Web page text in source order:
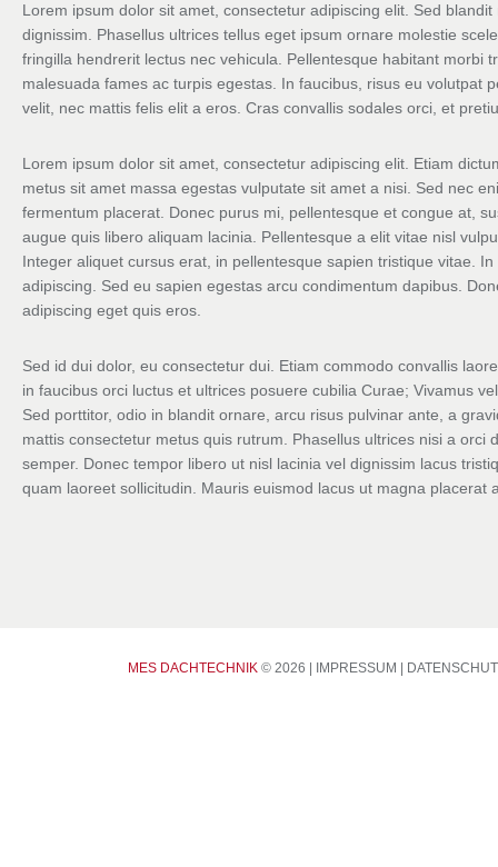
Lorem ipsum dolor sit amet, consectetur adipiscing elit. Sed
dignissim. Phasellus ultrices tellus eget ipsum ornare molestie
fringilla hendrerit lectus nec vehicula. Pellentesque habitant morbi
malesuada fames ac turpis egestas. In faucibus, risus eu volutpat
velit, nec mattis felis elit a eros. Cras convallis sodales orci, et
Lorem ipsum dolor sit amet, consectetur adipiscing elit. Etiam
metus sit amet massa egestas vulputate sit amet a nisi. Sed nec
fermentum placerat. Donec purus mi, pellentesque et congue at,
augue quis libero aliquam lacinia. Pellentesque a elit vitae nisl
Integer aliquet cursus erat, in pellentesque sapien tristique vitae.
adipiscing. Sed eu sapien egestas arcu condimentum dapibus.
adipiscing eget quis eros.
Sed id dui dolor, eu consectetur dui. Etiam commodo convallis
in faucibus orci luctus et ultrices posuere cubilia Curae; Vivamus
Sed porttitor, odio in blandit ornare, arcu risus pulvinar ante, a
mattis consectetur metus quis rutrum. Phasellus ultrices nisi a orci
semper. Donec tempor libero ut nisl lacinia vel dignissim lacus
quam laoreet sollicitudin. Mauris euismod lacus ut magna placerat
CONTACTS
MES DACHTECHNIK © 2026 | IMPRESSUM